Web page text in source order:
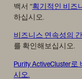
백서 “획기적인 비즈
하십시오.
비즈니스 연속성의
를 확인해보십시오.
Purity ActiveCluster
시오.